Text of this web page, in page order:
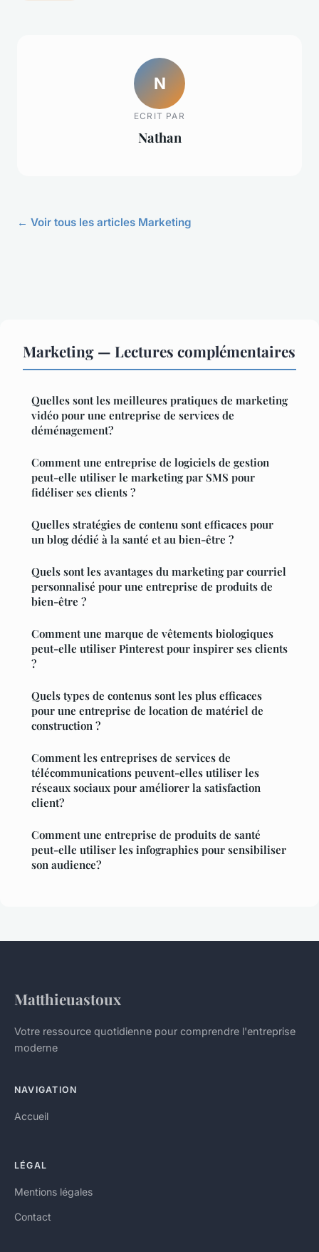
N
ECRIT PAR
Nathan
← Voir tous les articles Marketing
Marketing — Lectures complémentaires
Quelles sont les meilleures pratiques de marketing
vidéo pour une entreprise de services de
déménagement?
Comment une entreprise de logiciels de gestion
peut-elle utiliser le marketing par SMS pour
fidéliser ses clients ?
Quelles stratégies de contenu sont efficaces pour
un blog dédié à la santé et au bien-être ?
Quels sont les avantages du marketing par courriel
personnalisé pour une entreprise de produits de
bien-être ?
Comment une marque de vêtements biologiques
peut-elle utiliser Pinterest pour inspirer ses clients
?
Quels types de contenus sont les plus efficaces
pour une entreprise de location de matériel de
construction ?
Comment les entreprises de services de
télécommunications peuvent-elles utiliser les
réseaux sociaux pour améliorer la satisfaction
client?
Comment une entreprise de produits de santé
peut-elle utiliser les infographies pour sensibiliser
son audience?
Matthieuastoux
Votre ressource quotidienne pour comprendre l'entreprise
moderne
NAVIGATION
Accueil
LÉGAL
Mentions légales
Contact